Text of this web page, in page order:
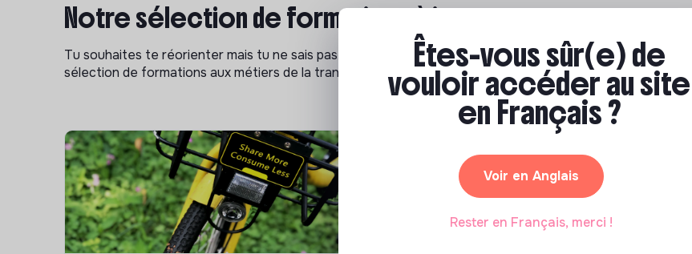
Notre sélection de formations à impact
Tu souhaites te réorienter mais tu ne sais pas par où commencer ? Pas de panique, on te propose une
sélection de formations aux métiers de la transition écologique et solidaire !Êtes-vous sûr(e) de
vouloir accéder au site
en Français ?
Voir en Anglais
Rester en Français, merci !